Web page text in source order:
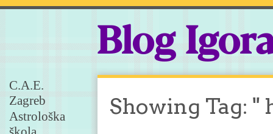
Blog
C.A.E.
Zagreb
Astrološka
škola
Showing Tag: "